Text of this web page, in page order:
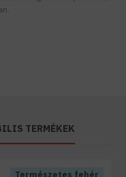
TERMÉKEK
Természetes fehér